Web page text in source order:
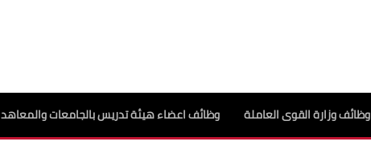
وظائف وزارة القوى العاملة وظائف اعضاء هيئة تدريس بالجامعات والمعاهد